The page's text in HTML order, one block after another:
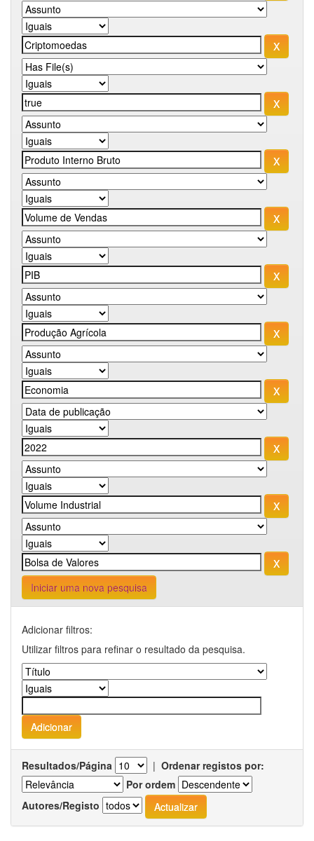
Iniciar uma nova pesquisa
Adicionar filtros:
Utilizar filtros para refinar o resultado da pesquisa.
Resultados/Página | Ordenar registos por:
Por ordem
Autores/Registo